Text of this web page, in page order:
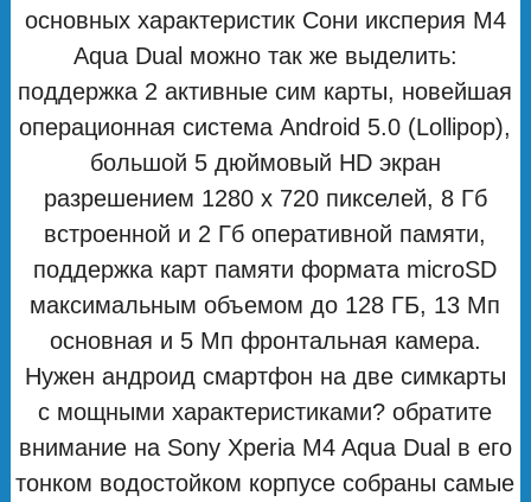
основных характеристик Сони иксперия M4
Aqua Dual можно так же выделить:
поддержка 2 активные сим карты, новейшая
операционная система Android 5.0 (Lollipop),
большой 5 дюймовый HD экран
разрешением 1280 x 720 пикселей, 8 Гб
встроенной и 2 Гб оперативной памяти,
поддержка карт памяти формата microSD
максимальным объемом до 128 ГБ, 13 Мп
основная и 5 Мп фронтальная камера.
Нужен андроид смартфон на две симкарты
с мощными характеристиками? обратите
внимание на Sony Xperia M4 Aqua Dual в его
тонком водостойком корпусе собраны самые